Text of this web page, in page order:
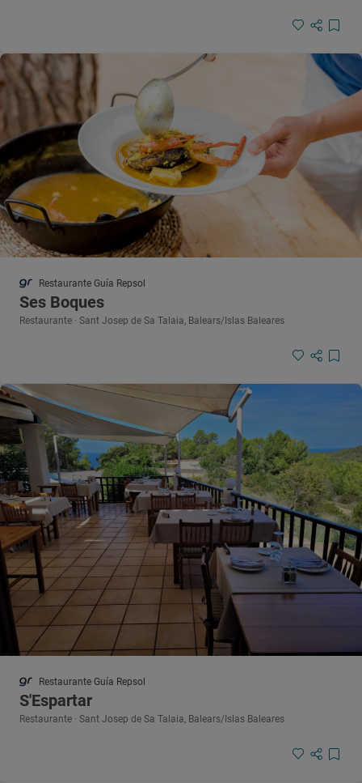
Restaurante Guía Repsol
Ses Boques
Restaurante · Sant Josep de Sa Talaia, Balears/Islas Baleares
Restaurante Guía Repsol
S'Espartar
Restaurante · Sant Josep de Sa Talaia, Balears/Islas Baleares